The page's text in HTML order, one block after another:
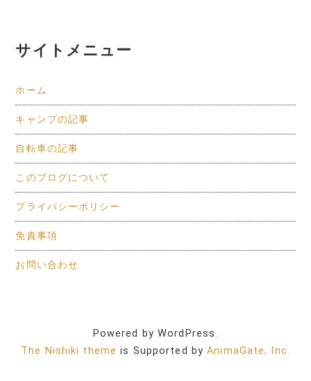
サイトメニュー
ホーム
キャンプの記事
自転車の記事
このブログについて
プライバシーポリシー
免責事項
お問い合わせ
Powered by WordPress.
The Nishiki theme is Supported byAnimaGate, Inc.